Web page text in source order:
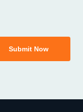
Submit Now